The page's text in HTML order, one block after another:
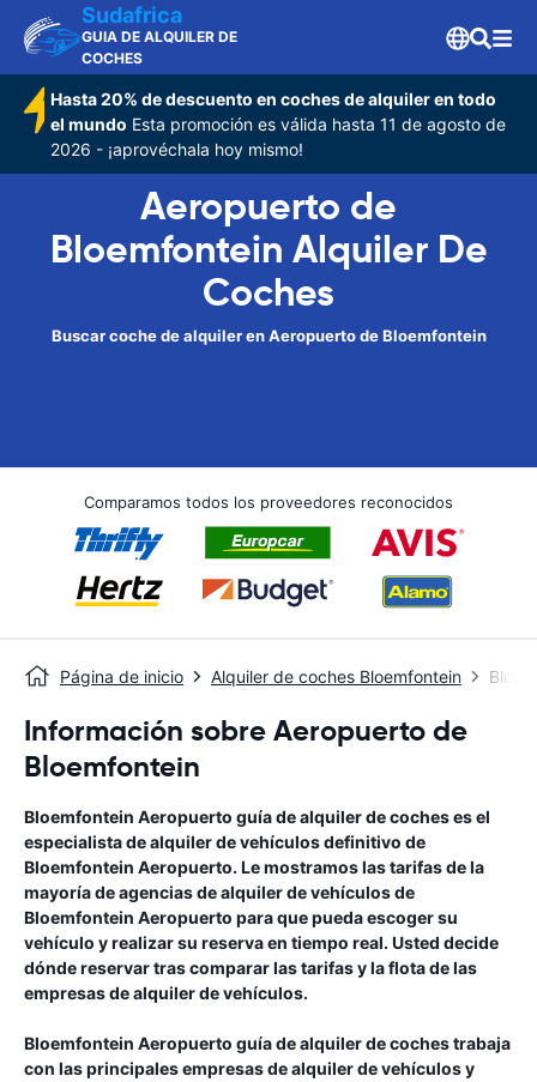
Sudafrica
GUIA DE ALQUILER DE
COCHES
Hasta 20% de descuento en coches de alquiler en todo
el mundo Esta promoción es válida hasta 11 de agosto de
2026 - ¡aprovéchala hoy mismo!
Aeropuerto de
Bloemfontein Alquiler De
Coches
Buscar coche de alquiler en Aeropuerto de Bloemfontein
Comparamos todos los proveedores reconocidos
Página de inicio Alquiler de coches Bloemfontein
Información sobre Aeropuerto de
Bloemfontein
Bloemfontein Aeropuerto guía de alquiler de cocheses el
especialista de alquiler de vehículos definitivo de
Bloemfontein Aeropuerto. Le mostramos las tarifas de la
mayoría de agencias de alquiler de vehículos de
Bloemfontein Aeropuerto para que pueda escoger su
vehículo y realizar su reserva en tiempo real. Usted decide
dónde reservar tras comparar las tarifas y la flota de las
empresas de alquiler de vehículos.
Bloemfontein Aeropuerto guía de alquiler de cochestrabaja
con las principales empresas de alquiler de vehículos y